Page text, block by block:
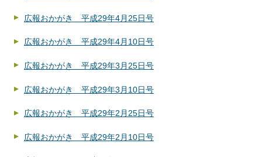
広報おかがき 平成29年4月25日号
広報おかがき 平成29年4月10日号
広報おかがき 平成29年3月25日号
広報おかがき 平成29年3月10日号
広報おかがき 平成29年2月25日号
広報おかがき 平成29年2月10日号